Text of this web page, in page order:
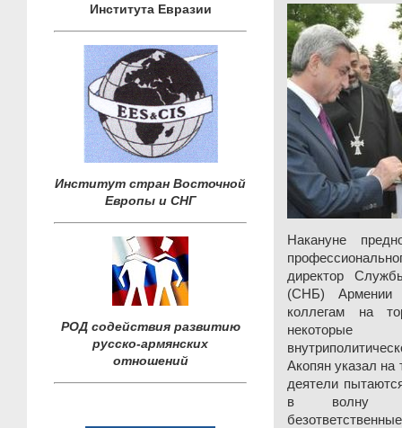
Института Евразии
Институт стран Восточной
Европы и СНГ
РОД содействия развитию
русско-армянских
отношений
Накануне
директор
(СНБ) Армении
коллегам на
Акопян указал на
деятели
в волну